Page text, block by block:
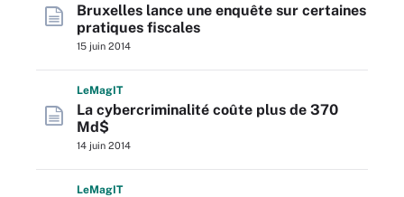
Bruxelles lance une enquête sur certaines
pratiques fiscales
15 juin 2014
LeMagIT
La cybercriminalité coûte plus de 370
Md$
14 juin 2014
LeMagIT